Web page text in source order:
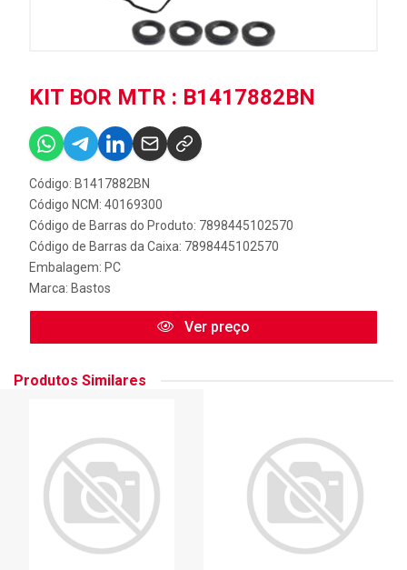
KIT BOR MTR : B1417882BN
Código: B1417882BN
Código NCM: 40169300
Código de Barras do Produto: 7898445102570
Código de Barras da Caixa: 7898445102570
Embalagem: PC
Marca: Bastos
Ver preço
Produtos Similares